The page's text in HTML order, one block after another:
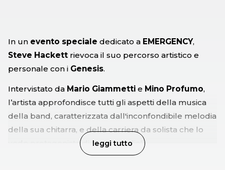
In un evento speciale dedicato a EMERGENCY,
Steve Hackett rievoca il suo percorso artistico e
personale con i Genesis.
Intervistato da Mario Giammetti e Mino Profumo,
l’artista approfondisce tutti gli aspetti della musica
della band, caratterizzata dall'inconfondibile melodia
della sua chitarra, e della carriera da solista che lo
vede protagonista di tour mondiali.
leggi tutto